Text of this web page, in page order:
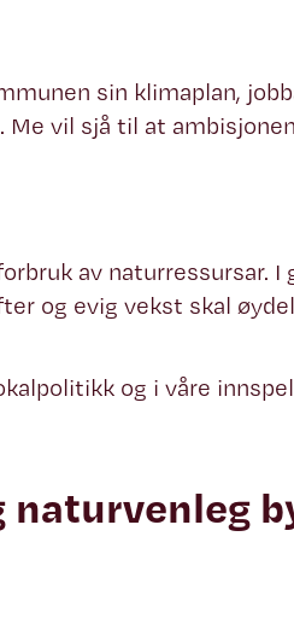
sin klimaplan,
vil sjå til at
av naturressursar. I
og evig vekst skal
og i våre